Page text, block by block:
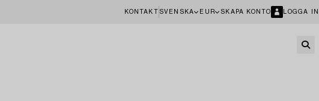
KONTAKT SVENSKA EUR SKAPA KONTO LOGGA IN